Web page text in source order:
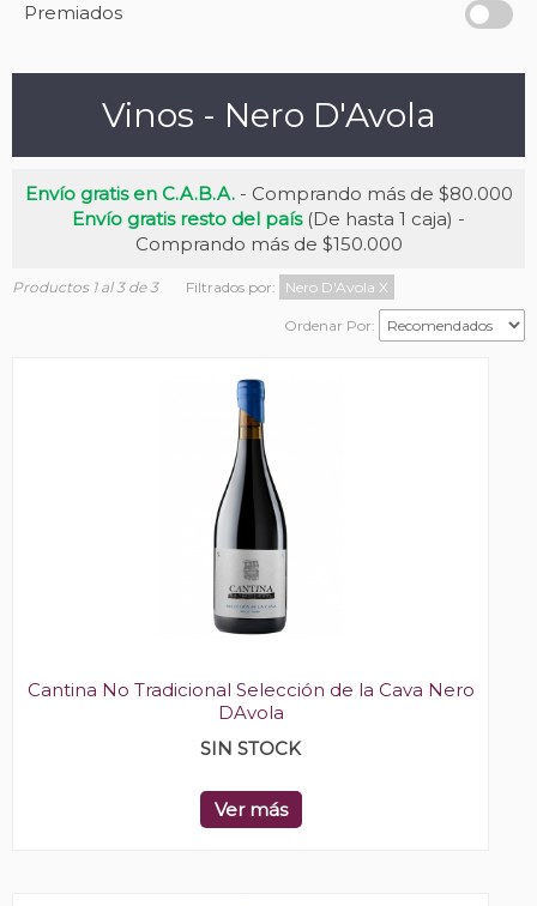
Premiados
Vinos - Nero D'Avola
Envío gratis en C.A.B.A.- Comprando más de $80.000
Envío gratis resto del país(De hasta 1 caja) -
Comprando más de $150.000
Productos 1 al 3 de 3 Filtrados por: Nero D'Avola X
Ordenar Por:
Cantina No Tradicional Selección de la Cava Nero
DAvola
SIN STOCK
Ver más